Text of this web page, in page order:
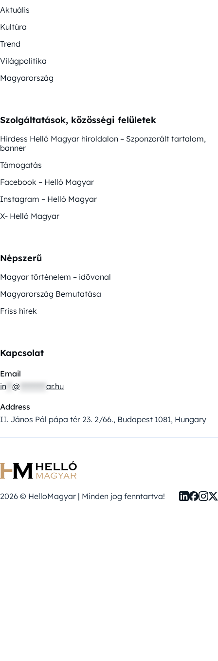
Aktuális
Kultúra
Trend
Világpolitika
Magyarország
Szolgáltatások, közösségi felületek
Hirdess Helló Magyar híroldalon – Szponzorált tartalom,
banner
Támogatás
Facebook – Helló Magyar
Instagram – Helló Magyar
X- Helló Magyar
Népszerű
Magyar történelem – idővonal
Magyarország Bemutatása
Friss hírek
Kapcsolat
Email
in @ ar.hu
Address
II. János Pál pápa tér 23. 2/66., Budapest 1081, Hungary
2026 © HelloMagyar | Minden jog fenntartva!